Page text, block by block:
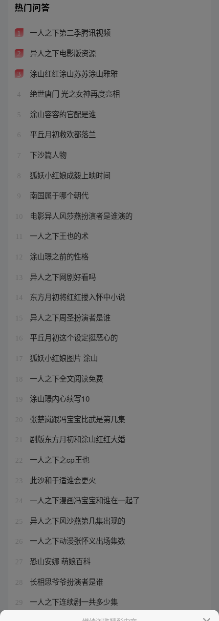
热门问答
1 一人之下第二季腾讯视频
2 异人之下电影版资源
3 涂山红红涂山苏苏涂山雅雅
4 绝世唐门 光之女神再度亮相
5 涂山容容的官配是谁
6 平丘月初救欢都落兰
7 下沙篇人物
8 狐妖小红娘成毅上映时间
9 南国属于哪个朝代
10 电影异人风莎燕扮演者是谁演的
一人之下王也的术
12 涂山璟之前的性格
13 异人之下网剧好看吗
14 东方月初将红红搂入怀中小说
15 异人之下周圣扮演者是谁
16 平丘月初这个设定挺恶心的
17 狐妖小红娘图片 涂山
18 一人之下全文阅读免费
19 涂山璟内心续写10
20 张楚岚跟冯宝宝比武是第几集
21 剧版东方月初和涂山红红大婚
22 一人之下之cp王也
23 此沙和于适谁会更火
24 一人之下漫画冯宝宝和谁在一起了
25 异人之下风沙燕第几集出现的
26 一人之下动漫张怀义出场集数
27 恐山安娜 萌娘百科
28 长相思爷爷扮演者是谁
29 一人之下连续剧一共多少集